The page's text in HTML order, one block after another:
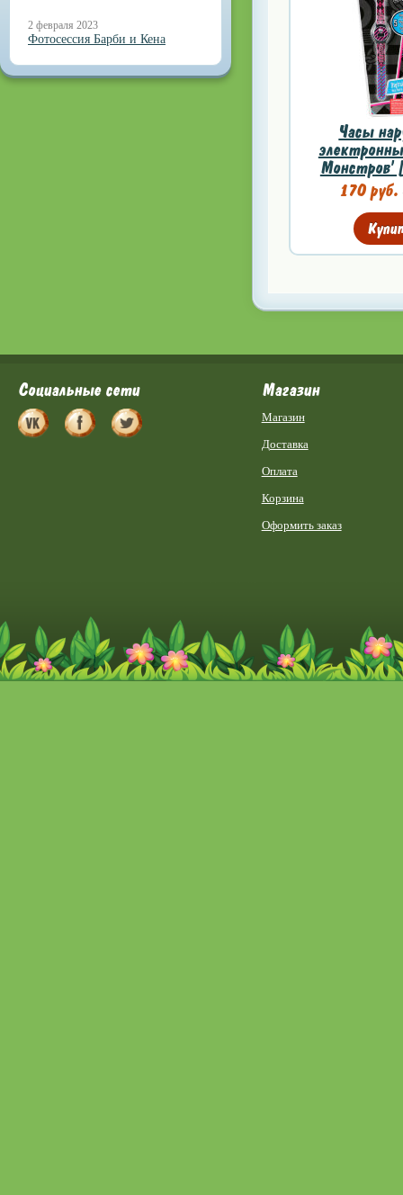
2 февраля 2023
Фотосессия Барби и Кена
Часы
Монстров'
170 руб.
Социальные сети Магазин
Магазин
Доставка
Оплата
Корзина
Оформить заказ